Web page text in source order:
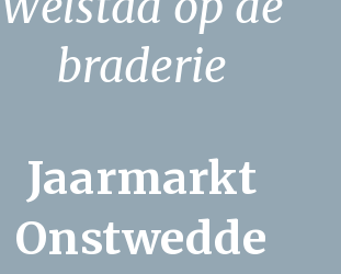
braderie
Jaarmarkt
Onstwedde